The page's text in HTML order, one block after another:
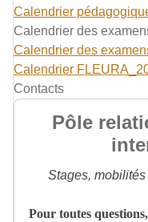
Calendrier
Calendrier des
Calendrier des
Calendrier
Contacts
Pôle
Stages,
Pour toutes